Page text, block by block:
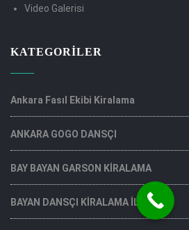
Video Galerisi
KATEGORILER
Ankara Fasıl Ekibi Kiralama
ANKARA GOGO DANSÇI
BAY BAYAN GARSON KİRALAMA
BAYAN DANSÇI KİRALAMA İLANLARI